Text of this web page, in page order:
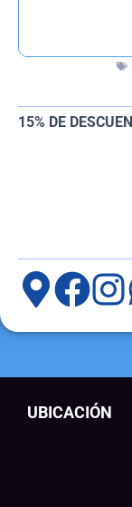
15% DE
UBICACIÓN